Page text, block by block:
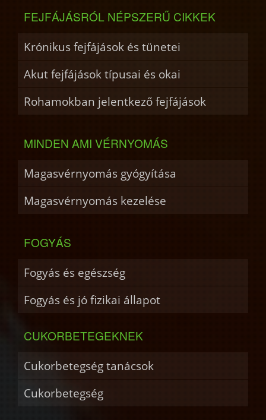
FEJFÁJÁSRÓL NÉPSZERŰ CIKKEK
Krónikus fejfájások és tünetei
Akut fejfájások típusai és okai
Rohamokban jelentkező fejfájások
MINDEN AMI VÉRNYOMÁS
Magasvérnyomás gyógyítása
Magasvérnyomás kezelése
FOGYÁS
Fogyás és egészség
Fogyás és jó fizikai állapot
CUKORBETEGEKNEK
Cukorbetegség tanácsok
Cukorbetegség